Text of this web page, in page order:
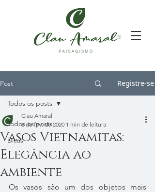
Post Registre-se
Todos os posts
Dicas
Todos os posts
Vasos Vietnamitas:
Elegância ao
ambiente
Clau Amaral
6 de fev. de 2020 1 min de leitura
Os vasos são um dos objetos mais